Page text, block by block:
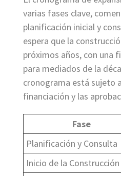
varias fases clave,
planificación inicial y
espera que la
próximos años, con una
para mediados de la
cronograma está sujeto
financiación y las
Fase
Planificación y Consulta
Inicio de la Construcción